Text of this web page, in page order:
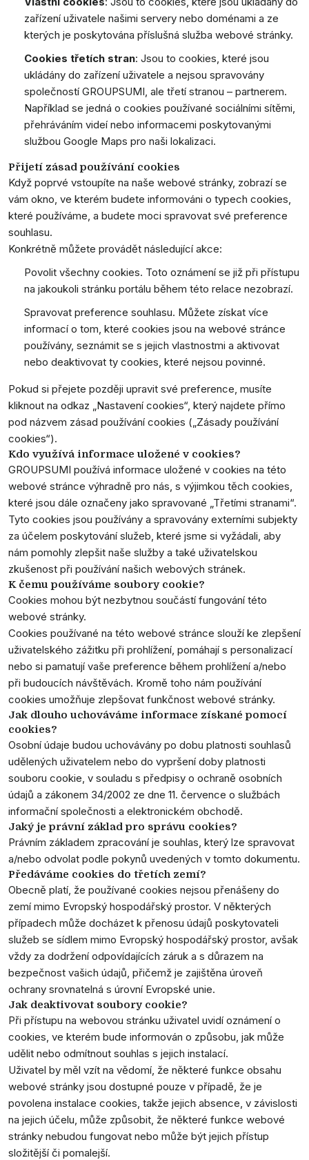
zařízení uživatele našimi servery nebo doménami a ze
kterých je poskytována příslušná služba webové stránky.
Cookies třetích stran: Jsou to cookies, které jsou
ukládány do zařízení uživatele a nejsou spravovány
společností GROUPSUMI, ale třetí stranou – partnerem.
Například se jedná o cookies používané sociálními sítěmi,
přehráváním videí nebo informacemi poskytovanými
službou Google Maps pro naši lokalizaci.
Přijetí zásad používání cookies
Když poprvé vstoupíte na naše webové stránky, zobrazí se
vám okno, ve kterém budete informováni o typech cookies,
které používáme, a budete moci spravovat své preference
souhlasu.
Konkrétně můžete provádět následující akce:
Povolit všechny cookies. Toto oznámení se již při přístupu
na jakoukoli stránku portálu během této relace nezobrazí.
Spravovat preference souhlasu. Můžete získat více
informací o tom, které cookies jsou na webové stránce
používány, seznámit se s jejich vlastnostmi a aktivovat
nebo deaktivovat ty cookies, které nejsou povinné.
Pokud si přejete později upravit své preference, musíte
kliknout na odkaz „Nastavení cookies“, který najdete přímo
pod názvem zásad používání cookies („Zásady používání
cookies“).
Kdo využívá informace uložené v cookies?
GROUPSUMI používá informace uložené v cookies na této
webové stránce výhradně pro nás, s výjimkou těch cookies,
které jsou dále označeny jako spravované „Třetími stranami“.
Tyto cookies jsou používány a spravovány externími subjekty
za účelem poskytování služeb, které jsme si vyžádali, aby
nám pomohly zlepšit naše služby a také uživatelskou
zkušenost při používání našich webových stránek.
K čemu používáme soubory cookie?
Cookies mohou být nezbytnou součástí fungování této
webové stránky.
Cookies používané na této webové stránce slouží ke zlepšení
uživatelského zážitku při prohlížení, pomáhají s personalizací
nebo si pamatují vaše preference během prohlížení a/nebo
při budoucích návštěvách. Kromě toho nám používání
cookies umožňuje zlepšovat funkčnost webové stránky.
Jak dlouho uchováváme informace získané pomocí
cookies?
Osobní údaje budou uchovávány po dobu platnosti souhlasů
udělených uživatelem nebo do vypršení doby platnosti
souboru cookie, v souladu s předpisy o ochraně osobních
údajů a zákonem 34/2002 ze dne 11. července o službách
informační společnosti a elektronickém obchodě.
Jaký je právní základ pro správu cookies?
Právním základem zpracování je souhlas, který lze spravovat
a/nebo odvolat podle pokynů uvedených v tomto dokumentu.
Předáváme cookies do třetích zemí?
Obecně platí, že používané cookies nejsou přenášeny do
zemí mimo Evropský hospodářský prostor. V některých
případech může docházet k přenosu údajů poskytovateli
služeb se sídlem mimo Evropský hospodářský prostor, avšak
vždy za dodržení odpovídajících záruk a s důrazem na
bezpečnost vašich údajů, přičemž je zajištěna úroveň
ochrany srovnatelná s úrovní Evropské unie.
Jak deaktivovat soubory cookie?
Při přístupu na webovou stránku uživatel uvidí oznámení o
cookies, ve kterém bude informován o způsobu, jak může
udělit nebo odmítnout souhlas s jejich instalací.
Uživatel by měl vzít na vědomí, že některé funkce obsahu
webové stránky jsou dostupné pouze v případě, že je
povolena instalace cookies, takže jejich absence, v závislosti
na jejich účelu, může způsobit, že některé funkce webové
stránky nebudou fungovat nebo může být jejich přístup
složitější či pomalejší.